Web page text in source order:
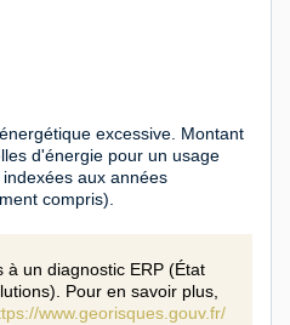
excessive. Montant
d'énergie pour un usage
aux années
compris).
à un diagnostic ERP (État
Pour en savoir plus,
www.georisques.gouv.fr/